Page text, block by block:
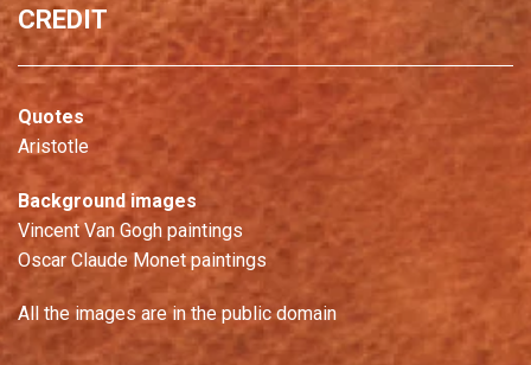
CREDIT
Quotes
Aristotle
Background images
Vincent Van Gogh paintings
Oscar Claude Monet paintings
All the images are in the public domain